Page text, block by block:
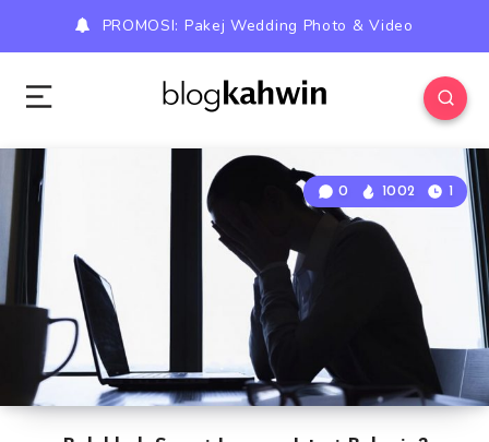
PROMOSI: Pakej Wedding Photo & Video
0 1002 1